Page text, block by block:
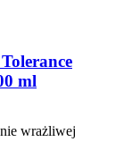
ml
wrażliwej